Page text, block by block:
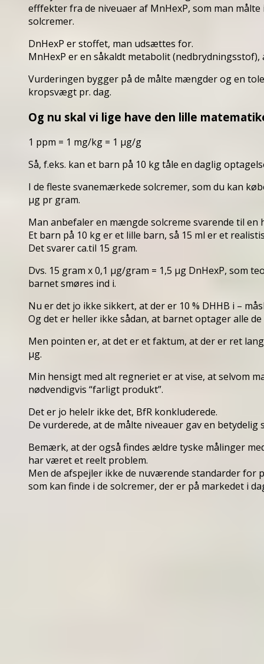
efffekter fra de niveuaer af MnHexP, som man
solcremer.
DnHexP er stoffet, man udsættes for.
MnHexP er en såkaldt metabolit
Vurderingen bygger på de målte mængder og en
kropsvægt pr. dag.
Og nu skal vi lige have den lille
1 ppm = 1 mg/kg = 1 µg/g
Så, f.eks. kan et barn på 10 kg tåle en daglig
I de fleste svanemærkede solcremer, som du kan
µg pr gram.
Man anbefaler en mængde solcreme svarende til en
Et barn på 10 kg er et lille barn, så 15 ml er et
Det svarer ca.til 15 gram.
Dvs. 15 gram x 0,1 µg/gram = 1,5 µg DnHexP, som
barnet smøres ind i.
Nu er det jo ikke sikkert, at der er 10 % DHHB i –
Og det er heller ikke sådan, at barnet optager alle de
Men pointen er, at det er et faktum, at der er ret
µg.
Min hensigt med alt regneriet er at vise, at selvom
nødvendigvis “farligt produkt”.
Det er jo helelr ikke det, BfR konkluderede.
De vurderede, at de målte niveauer gav en betydelig
Bemærk, at der også findes ældre tyske målinger
har været et reelt problem.
Men de afspejler ikke de nuværende standarder for
som kan finde i de solcremer, der er på markedet i